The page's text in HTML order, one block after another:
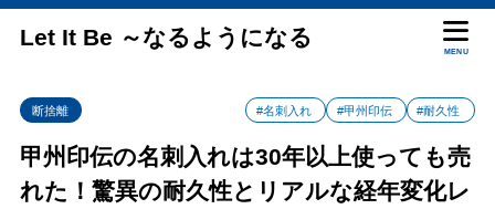
Let It Be ～なるようになる
MENU
断捨離 #名刺入れ #甲州印伝 #耐久性
甲州印伝の名刺入れは30年以上使っても売
れた！驚異の耐久性とリアルな経年変化レ